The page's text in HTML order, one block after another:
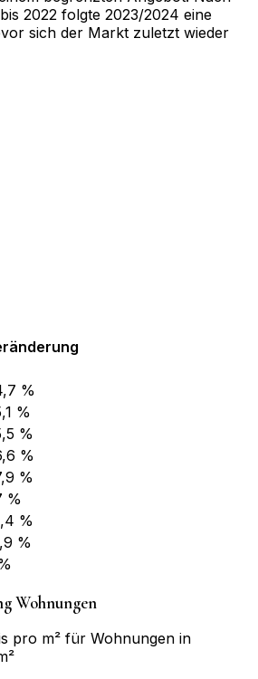
2022 folgte 2023/2024 eine
sich der Markt zuletzt wieder
%
%
%
%
%
%
%
%
Wohnungen
pro m² für Wohnungen in